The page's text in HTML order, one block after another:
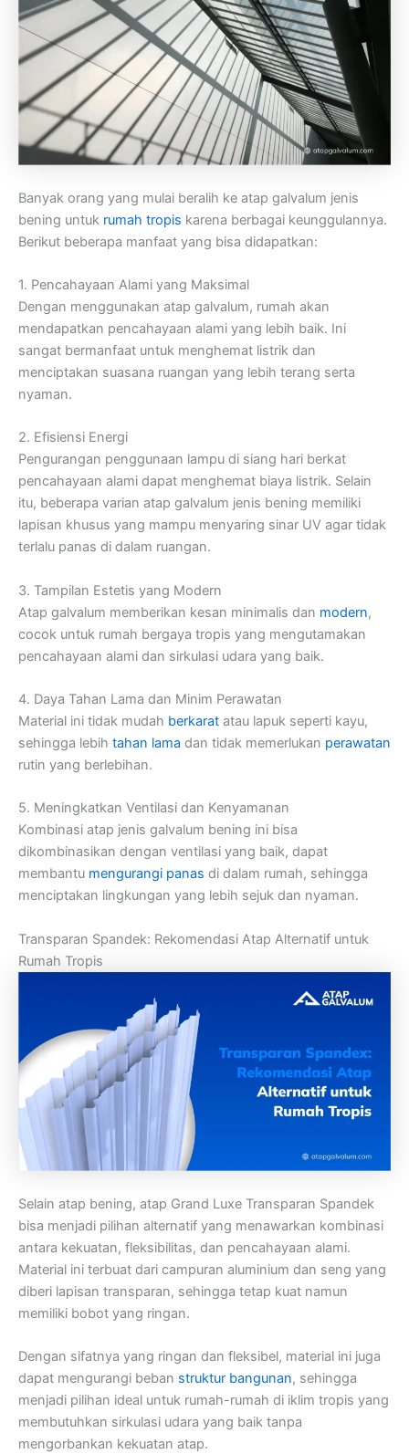
Banyak orang yang mulai beralih ke atap galvalum jenis
bening untuk rumah tropis karena berbagai keunggulannya.
Berikut beberapa manfaat yang bisa didapatkan:
1. Pencahayaan Alami yang Maksimal
Dengan menggunakan atap galvalum, rumah akan
mendapatkan pencahayaan alami yang lebih baik. Ini
sangat bermanfaat untuk menghemat listrik dan
menciptakan suasana ruangan yang lebih terang serta
nyaman.
2. Efisiensi Energi
Pengurangan penggunaan lampu di siang hari berkat
pencahayaan alami dapat menghemat biaya listrik. Selain
itu, beberapa varian atap galvalum jenis bening memiliki
lapisan khusus yang mampu menyaring sinar UV agar tidak
terlalu panas di dalam ruangan.
3. Tampilan Estetis yang Modern
Atap galvalum memberikan kesan minimalis dan modern,
cocok untuk rumah bergaya tropis yang mengutamakan
pencahayaan alami dan sirkulasi udara yang baik.
4. Daya Tahan Lama dan Minim Perawatan
Material ini tidak mudah berkarat atau lapuk seperti kayu,
sehingga lebih tahan lama dan tidak memerlukan perawatan
rutin yang berlebihan.
5. Meningkatkan Ventilasi dan Kenyamanan
Kombinasi atap jenis galvalum bening ini bisa
dikombinasikan dengan ventilasi yang baik, dapat
membantu mengurangi panas di dalam rumah, sehingga
menciptakan lingkungan yang lebih sejuk dan nyaman.
Transparan Spandek: Rekomendasi Atap Alternatif untuk
Rumah Tropis
Selain atap bening, atap Grand Luxe Transparan Spandek
bisa menjadi pilihan alternatif yang menawarkan kombinasi
antara kekuatan, fleksibilitas, dan pencahayaan alami.
Material ini terbuat dari campuran aluminium dan seng yang
diberi lapisan transparan, sehingga tetap kuat namun
memiliki bobot yang ringan.
Dengan sifatnya yang ringan dan fleksibel, material ini juga
dapat mengurangi beban struktur bangunan, sehingga
menjadi pilihan ideal untuk rumah-rumah di iklim tropis yang
membutuhkan sirkulasi udara yang baik tanpa
mengorbankan kekuatan atap.